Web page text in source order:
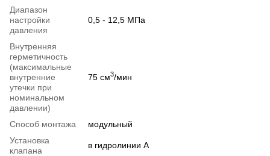
Диапазон
настройки
давления
0,5 - 12,5 МПа
Внутренняя
герметичность
(максимальные
внутренние
утечки при
номинальном
давлении)
75 см3/мин
Способ монтажа
модульный
Установка
клапана
в гидролинии А